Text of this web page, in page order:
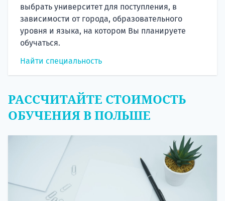
выбрать университет для поступления, в
зависимости от города, образовательного
уровня и языка, на котором Вы планируете
обучаться.
Найти специальность
РАССЧИТАЙТЕ СТОИМОСТЬ
ОБУЧЕНИЯ В ПОЛЬШЕ